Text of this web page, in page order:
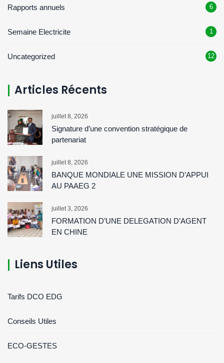
Rapports annuels 6
Semaine Electricite 1
Uncategorized 12
Articles Récents
juillet 8, 2026
Signature d’une convention stratégique de
partenariat
juillet 8, 2026
BANQUE MONDIALE UNE MISSION D’APPUI
AU PAAEG 2
juillet 3, 2026
FORMATION D’UNE DELEGATION D’AGENT
EN CHINE
Liens Utiles
Tarifs DCO EDG
Conseils Utiles
ECO-GESTES